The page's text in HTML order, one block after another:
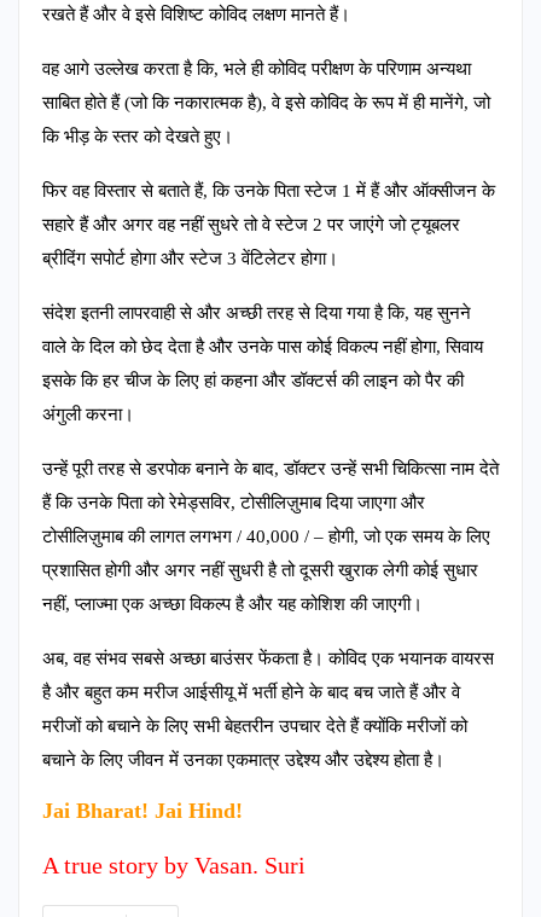
रखते हैं और वे इसे विशिष्ट कोविद लक्षण मानते हैं।
वह आगे उल्लेख करता है कि, भले ही कोविद परीक्षण के परिणाम अन्यथा
साबित होते हैं (जो कि नकारात्मक है), वे इसे कोविद के रूप में ही मानेंगे, जो
कि भीड़ के स्तर को देखते हुए।
फिर वह विस्तार से बताते हैं, कि उनके पिता स्टेज 1 में हैं और ऑक्सीजन के
सहारे हैं और अगर वह नहीं सुधरे तो वे स्टेज 2 पर जाएंगे जो ट्यूबलर
ब्रीदिंग सपोर्ट होगा और स्टेज 3 वेंटिलेटर होगा।
संदेश इतनी लापरवाही से और अच्छी तरह से दिया गया है कि, यह सुनने
वाले के दिल को छेद देता है और उनके पास कोई विकल्प नहीं होगा, सिवाय
इसके कि हर चीज के लिए हां कहना और डॉक्टर्स की लाइन को पैर की
अंगुली करना।
उन्हें पूरी तरह से डरपोक बनाने के बाद, डॉक्टर उन्हें सभी चिकित्सा नाम देते
हैं कि उनके पिता को रेमेड्सविर, टोसीलिज़ुमाब दिया जाएगा और
टोसीलिज़ुमाब की लागत लगभग / 40,000 / – होगी, जो एक समय के लिए
प्रशासित होगी और अगर नहीं सुधरी है तो दूसरी खुराक लेगी कोई सुधार
नहीं, प्लाज्मा एक अच्छा विकल्प है और यह कोशिश की जाएगी।
अब, वह संभव सबसे अच्छा बाउंसर फेंकता है। कोविद एक भयानक वायरस
है और बहुत कम मरीज आईसीयू में भर्ती होने के बाद बच जाते हैं और वे
मरीजों को बचाने के लिए सभी बेहतरीन उपचार देते हैं क्योंकि मरीजों को
बचाने के लिए जीवन में उनका एकमात्र उद्देश्य और उद्देश्य होता है।
Jai Bharat! Jai Hind!
A true story by Vasan. Suri